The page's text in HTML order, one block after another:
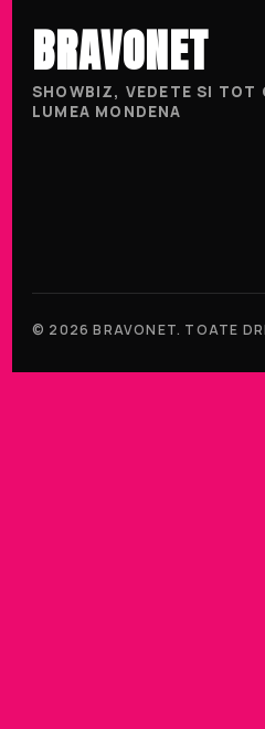
BRAVONET
SHOWBIZ, VEDETE SI TOT
LUMEA MONDENA
© 2026 BRAVONET. TOATE